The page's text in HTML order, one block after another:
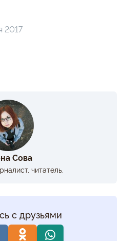
2017
Сова
читатель.
с друзьями